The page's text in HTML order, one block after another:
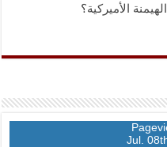
الأميركية؟
Jul.